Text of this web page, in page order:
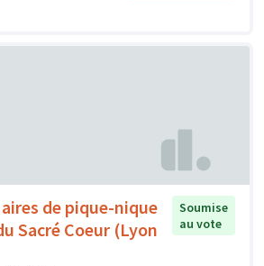
de pique-nique
Sacré Coeur (Lyon
Soumise
au vote